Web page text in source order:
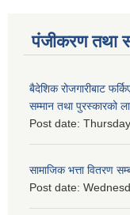
पंजीकरण तथा
बैदेशिक रोजगारीबाट
सम्मान तथा पुरस्कारको
Post date:
सामाजिक भत्ता वितरण
Post date: